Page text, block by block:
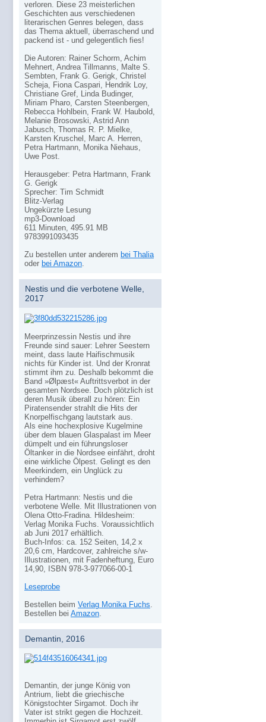
verloren. Diese 23 meisterlichen
Geschichten aus verschiedenen
literarischen Genres belegen, dass
das Thema aktuell, überraschend und
packend ist - und gelegentlich fies!
Die Autoren: Rainer Schorm, Achim
Mehnert, Andrea Tillmanns, Malte S.
Sembten, Frank G. Gerigk, Christel
Scheja, Fiona Caspari, Hendrik Loy,
Christiane Gref, Linda Budinger,
Miriam Pharo, Carsten Steenbergen,
Rebecca Hohlbein, Frank W. Haubold,
Melanie Brosowski, Astrid Ann
Jabusch, Thomas R. P. Mielke,
Karsten Kruschel, Marc A. Herren,
Petra Hartmann, Monika Niehaus,
Uwe Post.
Herausgeber: Petra Hartmann, Frank
G. Gerigk
Sprecher: Tim Schmidt
Blitz-Verlag
Ungekürzte Lesung
mp3-Download
611 Minuten, 495.91 MB
9783991093435
Zu bestellen unter anderem bei Thalia
oder bei Amazon.
Nestis und die verbotene Welle,
2017
Meerprinzessin Nestis und ihre
Freunde sind sauer: Lehrer Seestern
meint, dass laute Haifischmusik
nichts für Kinder ist. Und der Kronrat
stimmt ihm zu. Deshalb bekommt die
Band »Ølpæst« Auftrittsverbot in der
gesamten Nordsee. Doch plötzlich ist
deren Musik überall zu hören: Ein
Piratensender strahlt die Hits der
Knorpelfischgang lautstark aus.
Als eine hochexplosive Kugelmine
über dem blauen Glaspalast im Meer
dümpelt und ein führungsloser
Öltanker in die Nordsee einfährt, droht
eine wirkliche Ölpest. Gelingt es den
Meerkindern, ein Unglück zu
verhindern?
Petra Hartmann: Nestis und die
verbotene Welle. Mit Illustrationen von
Olena Otto-Fradina. Hildesheim:
Verlag Monika Fuchs. Voraussichtlich
ab Juni 2017 erhältlich.
Buch-Infos: ca. 152 Seiten, 14,2 x
20,6 cm, Hardcover, zahlreiche s/w-
Illustrationen, mit Fadenheftung, Euro
14,90, ISBN 978-3-977066-00-1
Leseprobe
Bestellen beim Verlag Monika Fuchs
Bestellen bei Amazon
Demantin, 2016
Demantin, der junge König von
Antrium, liebt die griechische
Königstochter Sirgamot. Doch ihr
Vater ist strikt gegen die Hochzeit.